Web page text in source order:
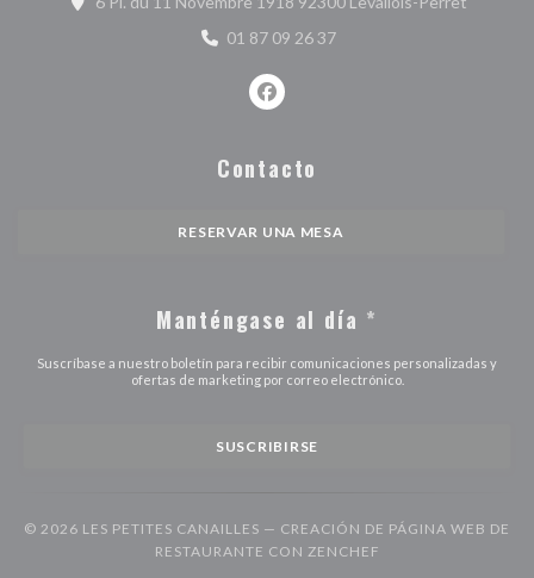
01 87 09 26 37
Facebook ((abre en una nueva
Contacto
RESERVAR UNA MESA
Manténgase al día *
Suscríbase a nuestro boletín para recibir comunicaciones personalizadas y
ofertas de marketing por correo electrónico.
SUSCRIBIRSE
© 2026 LES PETITES CANAILLES — CREACIÓN DE PÁGINA WEB DE
RESTAURANTE CON ZENCHEF